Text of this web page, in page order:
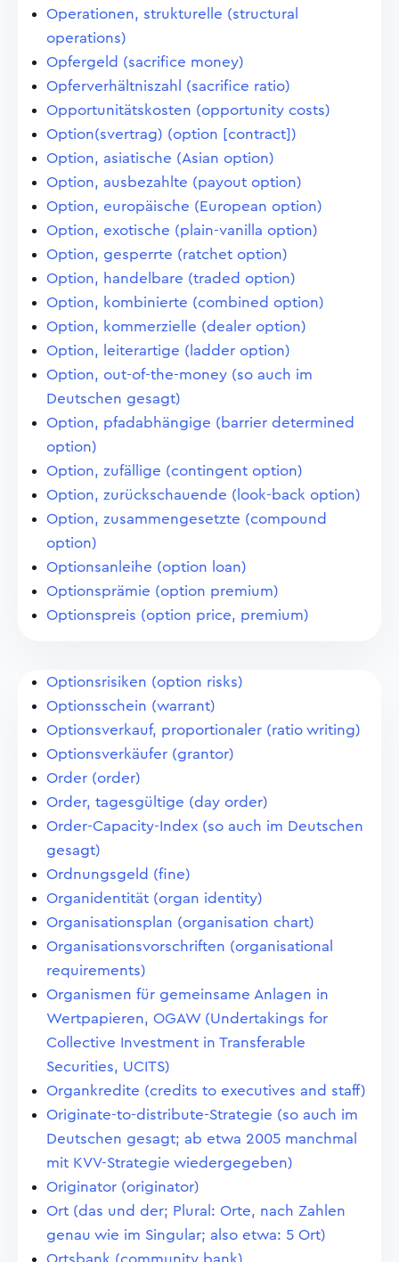
Operationen, strukturelle (structural
operations)
Opfergeld (sacrifice money)
Opferverhältniszahl (sacrifice ratio)
Opportunitätskosten (opportunity costs)
Option(svertrag) (option [contract])
Option, asiatische (Asian option)
Option, ausbezahlte (payout option)
Option, europäische (European option)
Option, exotische (plain-vanilla option)
Option, gesperrte (ratchet option)
Option, handelbare (traded option)
Option, kombinierte (combined option)
Option, kommerzielle (dealer option)
Option, leiterartige (ladder option)
Option, out-of-the-money (so auch im
Deutschen gesagt)
Option, pfadabhängige (barrier determined
option)
Option, zufällige (contingent option)
Option, zurückschauende (look-back option)
Option, zusammengesetzte (compound
option)
Optionsanleihe (option loan)
Optionsprämie (option premium)
Optionspreis (option price, premium)
Optionsrisiken (option risks)
Optionsschein (warrant)
Optionsverkauf, proportionaler (ratio writing)
Optionsverkäufer (grantor)
Order (order)
Order, tagesgültige (day order)
Order-Capacity-Index (so auch im Deutschen
gesagt)
Ordnungsgeld (fine)
Organidentität (organ identity)
Organisationsplan (organisation chart)
Organisationsvorschriften (organisational
requirements)
Organismen für gemeinsame Anlagen in
Wertpapieren, OGAW (Undertakings for
Collective Investment in Transferable
Securities, UCITS)
Organkredite (credits to executives and staff)
Originate-to-distribute-Strategie (so auch im
Deutschen gesagt; ab etwa 2005 manchmal
mit KVV-Strategie wiedergegeben)
Originator (originator)
Ort (das und der; Plural: Orte, nach Zahlen
genau wie im Singular; also etwa: 5 Ort)
Ortsbank (community bank)